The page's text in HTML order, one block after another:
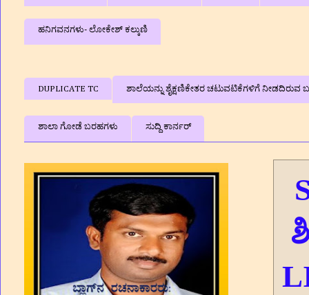
ಹನಿಗವನಗಳು- ಲೋಕೇಶ್ ಕಲ್ಕುಣಿ
DUPLICATE TC ಶಾಲೆಯನ್ನು ಶೈಕ್ಷಣಿಕೇತರ ಚಟುವಟಿಕೆಗಳಿಗೆ ನೀಡದಿರುವ
ಶಾಲಾ ಗೋಡೆ ಬರಹಗಳು ಸುದ್ದಿ ಕಾರ್ನರ್